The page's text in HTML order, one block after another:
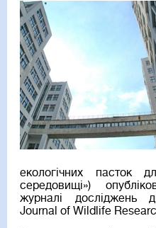
екологічних пасток
середовищі»)
журналі досліджень
Journal of Wildlife